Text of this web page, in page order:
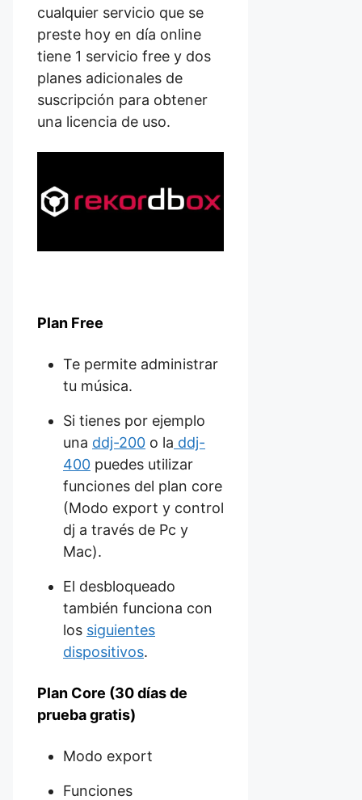
cualquier servicio que se
preste hoy en día online
tiene 1 servicio free y dos
planes adicionales de
suscripción para obtener
una licencia de uso.
Plan Free
Te permite administrar
tu música.
Si tienes por ejemplo
una ddj-200 o la ddj-
400 puedes utilizar
funciones del plan core
(Modo export y control
dj a través de Pc y
Mac).
El desbloqueado
también funciona con
los siguientes
dispositivos.
Plan Core (30 días de
prueba gratis)
Modo export
Funciones